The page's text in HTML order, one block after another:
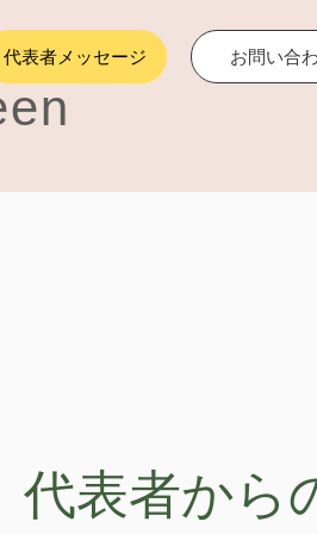
代表者メッセージ お問い合
代表者から